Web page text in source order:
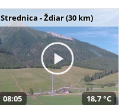
Strednica - Ždiar (30 km)
08:05 18,7 °C